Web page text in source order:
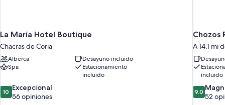
La María Hotel Boutique
Chacras de Coria
Alberca
Desayuno incluido
Spa
Estacionamiento
incluido
10.0
de
10 Excepcional
56 opiniones
Chozos
A 14.1 mi
incluido
9.0
de
9.0
52